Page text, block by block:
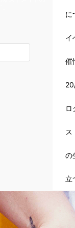
に
イ
催
ロ
ス
の
立